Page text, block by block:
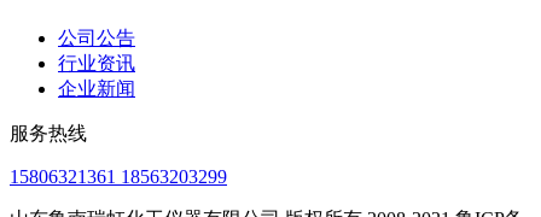
公司公告
行业资讯
企业新闻
服务热线
15806321361 18563203299